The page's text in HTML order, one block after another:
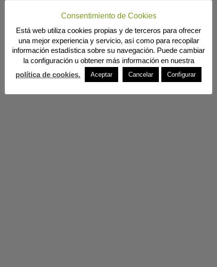
Consentimiento de Cookies
Está web utiliza cookies propias y de terceros para ofrecer
una mejor experiencia y servicio, así como para recopilar
información estadística sobre su navegación. Puede cambiar
la configuración u obtener más información en nuestra
política de cookies.
Aceptar Cancelar Configurar